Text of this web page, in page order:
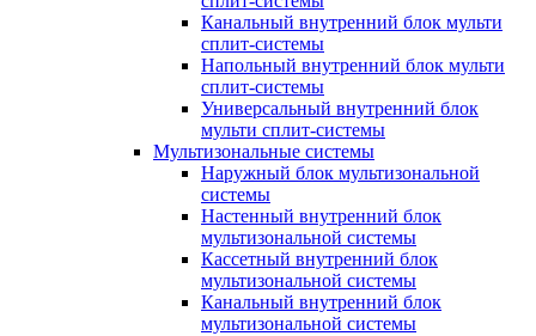
Канальный внутренний блок мульти
сплит-системы
Напольный внутренний блок мульти
сплит-системы
Универсальный внутренний блок
мульти сплит-системы
Мультизональные системы
Наружный блок мультизональной
системы
Настенный внутренний блок
мультизональной системы
Кассетный внутренний блок
мультизональной системы
Канальный внутренний блок
мультизональной системы